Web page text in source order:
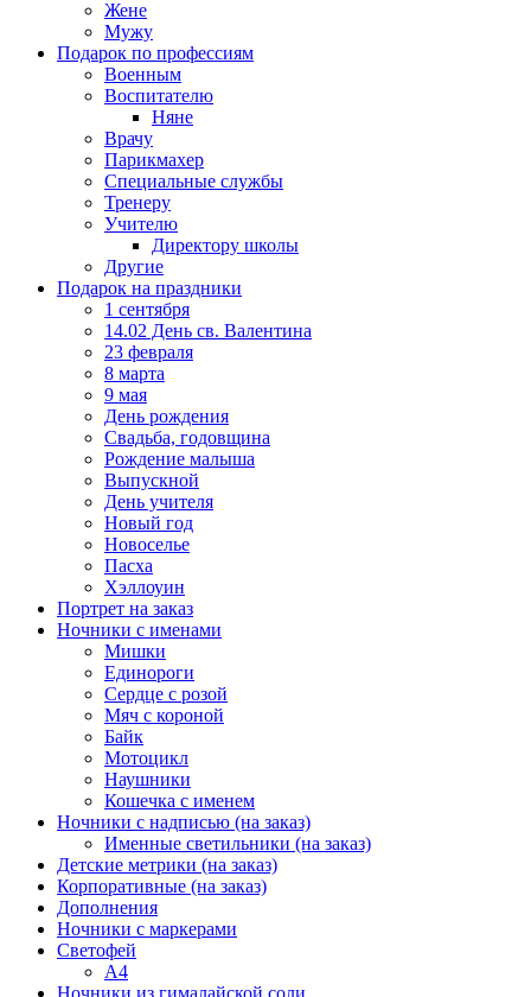
Жене
Мужу
Подарок по профессиям
Военным
Воспитателю
Няне
Врачу
Парикмахер
Специальные службы
Тренеру
Учителю
Директору школы
Другие
Подарок на праздники
1 сентября
14.02 День св. Валентина
23 февраля
8 марта
9 мая
День рождения
Свадьба, годовщина
Рождение малыша
Выпускной
День учителя
Новый год
Новоселье
Пасха
Хэллоуин
Портрет на заказ
Ночники с именами
Мишки
Единороги
Сердце с розой
Мяч с короной
Байк
Мотоцикл
Наушники
Кошечка с именем
Ночники с надписью (на заказ)
Именные светильники (на заказ)
Детские метрики (на заказ)
Корпоративные (на заказ)
Дополнения
Ночники с маркерами
Светофей
А4
Ночники из гималайской соли